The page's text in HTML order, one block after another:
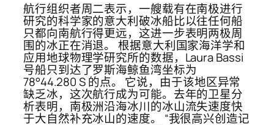
航行组织者周二表示，一艘载有在南极进行
研究的科学家的意大利破冰船比以往任何船
只都向南航行得更远，这进一步表明两极周
围的冰正在消退。 根据意大利国家海洋学和
应用地球物理学研究所的数据，Laura Bassi
号船只到达了罗斯海鲸鱼湾坐标为
78°44.280 S 的点。 它说，由于该地区异常
缺乏冰，这次航行成为可能。去年的卫星分
析表明，南极洲沿海冰川的冰山流失速度快
于大自然补充冰山的速度。 “我很高兴创造记